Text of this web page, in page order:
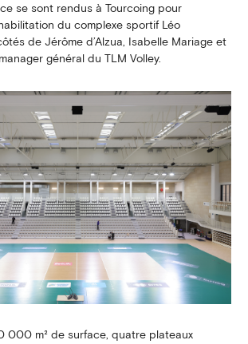
se sont rendus à Tourcoing pour
du complexe sportif Léo
de Jérôme d’Alzua, Isabelle Mariage et
général du TLM Volley.
000 m² de surface, quatre plateaux